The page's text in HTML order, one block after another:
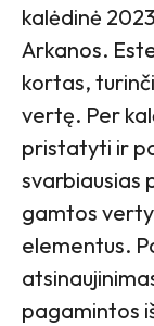
kalėdinė
Arkanos.
kortas,
vertę. Per
pristatyti ir
svarbiausias
gamtos
elementus.
pagamintos